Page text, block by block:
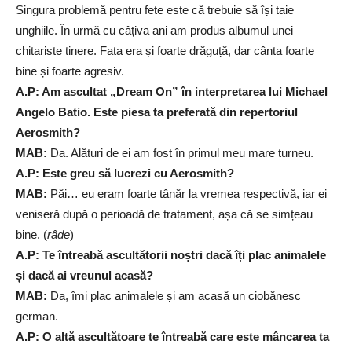
Singura problemă pentru fete este că trebuie să își taie
unghiile. În urmă cu câțiva ani am produs albumul unei
chitariste tinere. Fata era și foarte drăguță, dar cânta foarte
bine și foarte agresiv.
A.P: Am ascultat „Dream On” în interpretarea lui Michael
Angelo Batio. Este piesa ta preferată din repertoriul
Aerosmith?
MAB: Da. Alături de ei am fost în primul meu mare turneu.
A.P: Este greu să lucrezi cu Aerosmith?
MAB: Păi… eu eram foarte tânăr la vremea respectivă, iar ei
veniseră după o perioadă de tratament, așa că se simțeau
bine. (râde)
A.P: Te întreabă ascultătorii noștri dacă îți plac animalele
și dacă ai vreunul acasă?
MAB: Da, îmi plac animalele și am acasă un ciobănesc
german.
A.P: O altă ascultătoare te întreabă care este mâncarea ta